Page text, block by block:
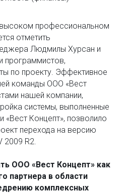
профессиональном
отметить
Людмилы Хурсан и
программистов,
по проекту. Эффективное
команды ООО «Вест
нашей компании,
системы, выполненные
«Вест Концепт», позволило
перехода на версию
2009 R2.
ООО «Вест Концепт» как
партнера в области
комплексных